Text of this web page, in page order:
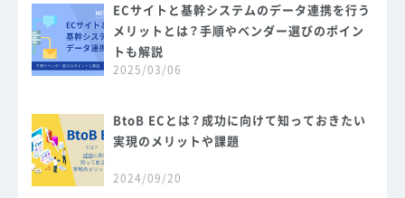
ECサイトと基幹システムのデータ連携を行う
メリットとは？手順やベンダー選びのポイン
トも解説
2025/03/06
BtoB ECとは？成功に向けて知っておきたい
実現のメリットや課題
2024/09/20